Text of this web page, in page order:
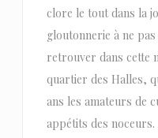
clore le tout dans la
gloutonnerie à ne
retrouver dans cette
quartier des Halles,
ans les amateurs de
appétits des noceurs.